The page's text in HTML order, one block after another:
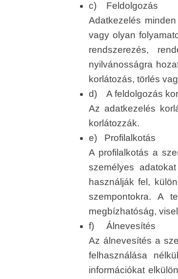
c) Feldolgozás
Adatkezelés
vagy olyan
rendszerezés,
nyilvánosságra
korlátozás, törlés
d) A feldolgozás
Az adatkezelés
korlátozzák.
e) Profilalkotás
A profilalkotás a
személyes
használják fel,
szempontokra. A
megbízhatóság,
f) Álnevesítés
Az álnevesítés a
felhasználása
információkat